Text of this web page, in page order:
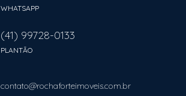
WHATSAPP
(41) 99728-0133
PLANTÃO
contato@rochaforteimoveis.com.br